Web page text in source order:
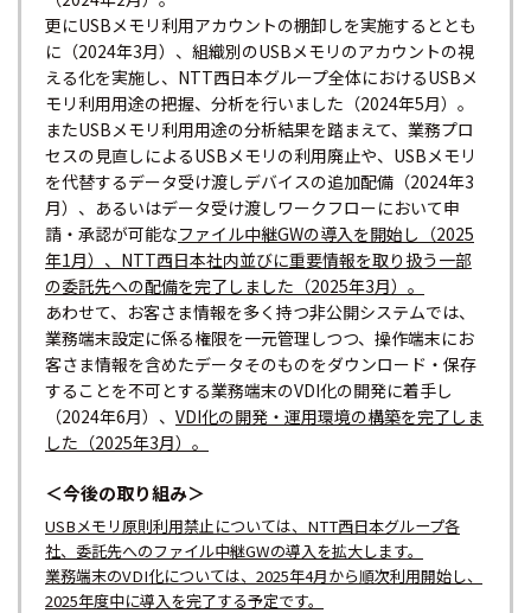
更にUSBメモリ利用アカウントの棚卸しを実施するととも
に（2024年3月）、組織別のUSBメモリのアカウントの視
える化を実施し、NTT西日本グループ全体におけるUSBメ
モリ利用用途の把握、分析を行いました（2024年5月）。
またUSBメモリ利用用途の分析結果を踏まえて、業務プロ
セスの見直しによるUSBメモリの利用廃止や、USBメモリ
を代替するデータ受け渡しデバイスの追加配備（2024年3
月）、あるいはデータ受け渡しワークフローにおいて申
請・承認が可能なファイル中継GWの導入を開始し（2025
年1月）、NTT西日本社内並びに重要情報を取り扱う一部
の委託先への配備を完了しました（2025年3月）。
あわせて、お客さま情報を多く持つ非公開システムでは、
業務端末設定に係る権限を一元管理しつつ、操作端末にお
客さま情報を含めたデータそのものをダウンロード・保存
することを不可とする業務端末のVDI化の開発に着手し
（2024年6月）、 VDI化の開発・運用環境の構築を完了しま
した（2025年3月）。
＜今後の取り組み＞
USBメモリ原則利用禁止については、NTT西日本グループ各
社、委託先へのファイル中継GWの導入を拡大します。
業務端末のVDI化については、2025年4月から順次利用開始し、
2025年度中に導入を完了する予定です。